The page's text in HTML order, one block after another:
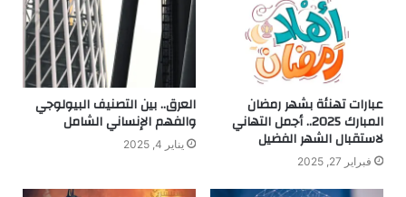
عبارات تهنئة بشهر رمضان
المبارك 2025.. أجمل التهاني
لاستقبال الشهر الفضيل
فبراير 27, 2025
العرق.. بين التصنيف البيولوجي
والفهم الإنساني الشامل
يناير 4, 2025